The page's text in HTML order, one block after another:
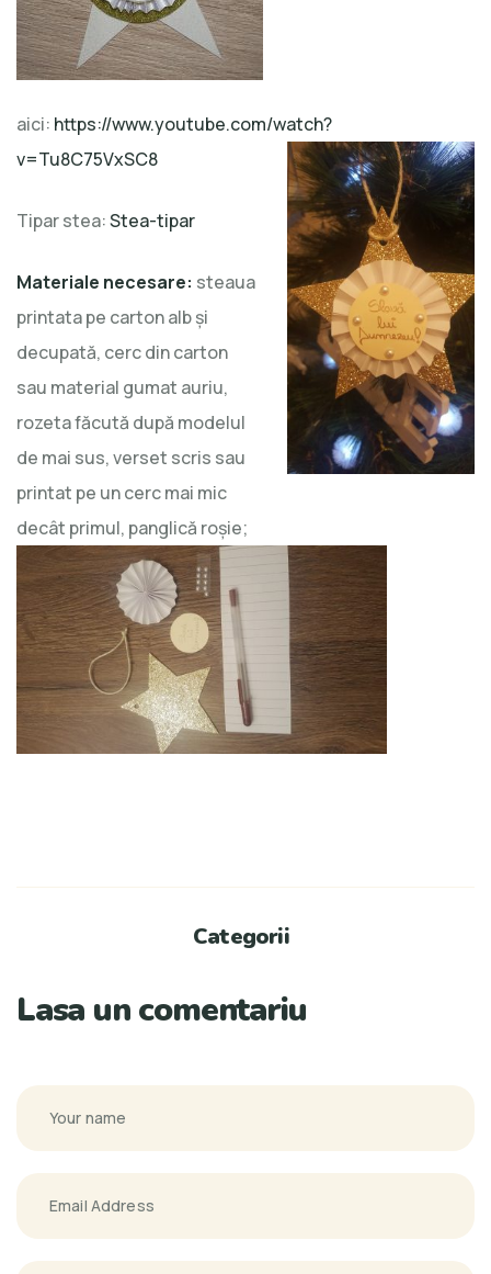
aici: https://www.youtube.com/watch?
v=Tu8C75VxSC8
Tipar stea:Stea-tipar
Materiale necesare: steaua
printata pe carton alb și
decupată, cerc din carton
sau material gumat auriu,
rozeta făcută după modelul
de mai sus, verset scris sau
printat pe un cerc mai mic
decât primul, panglică roșie;
Categorii
Lasa un comentariu